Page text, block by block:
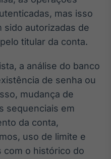
mas isso
sido autorizadas de
titular da conta.
a análise do banco
de senha ou
mudança de
sequenciais em
da conta,
uso de limite e
com o histórico do